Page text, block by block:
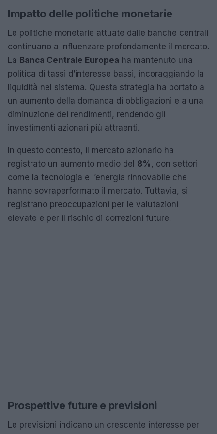
Impatto delle politiche monetarie
Le politiche monetarie attuate dalle banche centrali
continuano a influenzare profondamente il mercato.
La Banca Centrale Europea ha mantenuto una
politica di tassi d’interesse bassi, incoraggiando la
liquidità nel sistema. Questa strategia ha portato a
un aumento della domanda di obbligazioni e a una
diminuzione dei rendimenti, rendendo gli
investimenti azionari più attraenti.
In questo contesto, il mercato azionario ha
registrato un aumento medio del 8% , con settori
come la tecnologia e l’energia rinnovabile che
hanno sovraperformato il mercato. Tuttavia, si
registrano preoccupazioni per le valutazioni
elevate e per il rischio di correzioni future.
Prospettive future e previsioni
Le previsioni indicano un crescente interesse per